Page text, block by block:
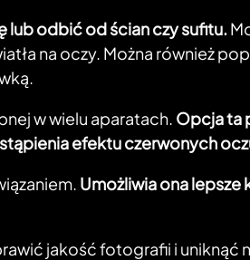
lub odbić od ścian czy sufitu.
na oczy. Można również
w wielu aparatach. Opcja ta
efektu czerwonych
Umożliwia ona
jakość fotografii i